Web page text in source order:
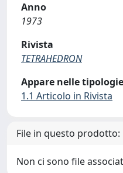
Anno
1973
Rivista
TETRAHEDRON
Appare nelle
1.1 Articolo in Rivista
File in questo prodotto:
Non ci sono file